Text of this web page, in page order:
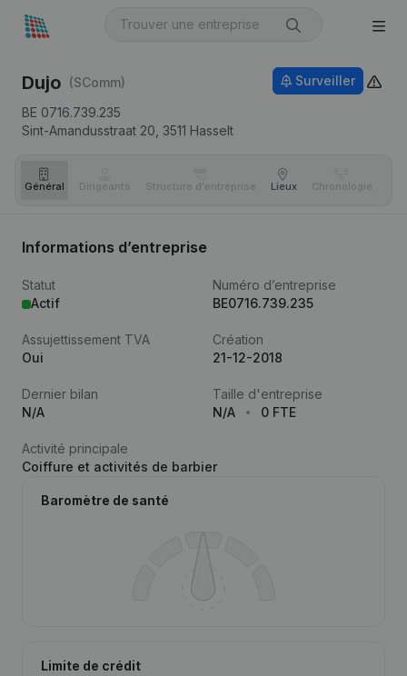
Dujo (SComm)
BE 0716.739.235
Sint-Amandusstraat 20, 3511 Hasselt
Surveiller
Général Dirigeants Structure d'entreprise Lieux Chronologie
Informations d’entreprise
Statut
Actif
Numéro d’entreprise
BE0716.739.235
Assujettissement TVA
Oui
Création
21-12-2018
Dernier bilan
N/A
Taille d'entreprise
N/A
0 FTE
Activité principale
Coiffure et activités de barbier
Baromètre de santé
Limite de crédit